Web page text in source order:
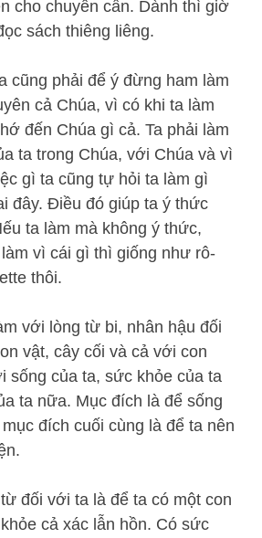
cho chuyên cần. Dành thì giờ
sách thiêng liêng.
cũng phải để ý đừng ham làm
cả Chúa, vì có khi ta làm
đến Chúa gì cả. Ta phải làm
ta trong Chúa, với Chúa và vì
gì ta cũng tự hỏi ta làm gì
đây. Điều đó giúp ta ý thức
ta làm mà không ý thức,
vì cái gì thì giống như rô-
thôi.
với lòng từ bi, nhân hậu đối
vật, cây cối và cả với con
sống của ta, sức khỏe của ta
ta nữa. Mục đích là để sống
đích cuối cùng là để ta nên
đối với ta là để ta có một con
cả xác lẫn hồn. Có sức